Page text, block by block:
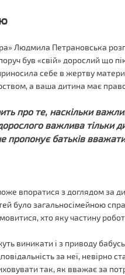
Людмила Петрановська
був «свій» дорослий що
себе в жертву
а ваша дитина має
про те, наскільки
важлива тільки
пропонує батьків
впоратися з доглядом за
було загальносімейною
хто яку частину
виникати і з приводу
за неї, невірно
так, як вважає за